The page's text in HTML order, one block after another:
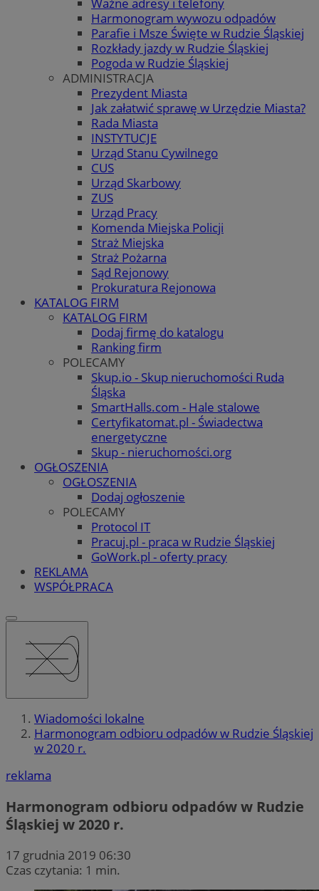
Harmonogram wywozu odpadów
Parafie i Msze Święte w Rudzie Śląskiej
Rozkłady jazdy w Rudzie Śląskiej
Pogoda w Rudzie Śląskiej
ADMINISTRACJA
Prezydent Miasta
Jak załatwić sprawę w Urzędzie Miasta?
Rada Miasta
INSTYTUCJE
Urząd Stanu Cywilnego
CUS
Urząd Skarbowy
ZUS
Urząd Pracy
Komenda Miejska Policji
Straż Miejska
Straż Pożarna
Sąd Rejonowy
Prokuratura Rejonowa
KATALOG FIRM
KATALOG FIRM
Dodaj firmę do katalogu
Ranking firm
POLECAMY
Skup.io - Skup nieruchomości Ruda
Śląska
SmartHalls.com - Hale stalowe
Certyfikatomat.pl - Świadectwa
energetyczne
Skup - nieruchomości.org
OGŁOSZENIA
OGŁOSZENIA
Dodaj ogłoszenie
POLECAMY
Protocol IT
Pracuj.pl - praca w Rudzie Śląskiej
GoWork.pl - oferty pracy
REKLAMA
WSPÓŁPRACA
Wiadomości lokalne
Harmonogram odbioru odpadów w Rudzie Śląskiej
w 2020 r.
reklama
Harmonogram odbioru odpadów w Rudzie
Śląskiej w 2020 r.
17 grudnia 2019 06:30
Czas czytania: 1 min.